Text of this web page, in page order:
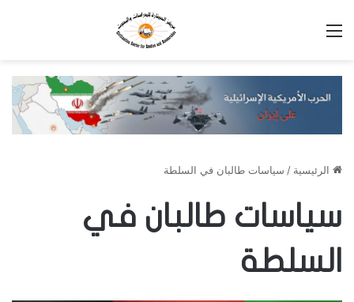
الرئيسية / سياسات طالبان في السلطة
سياسات طالبان في
السلطة